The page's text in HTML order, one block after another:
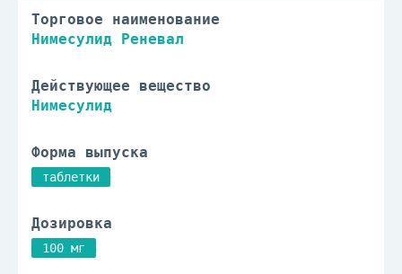
Торговое наименование
Нимесулид Реневал
Действующее вещество
Нимесулид
Форма выпуска
таблетки
Дозировка
100 мг